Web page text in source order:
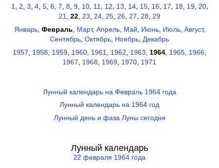
1, 2, 3, 4, 5, 6, 7, 8, 9, 10, 11, 12, 13, 14, 15, 16, 17, 18, 19, 20,
21, 22, 23, 24, 25, 26, 27, 28, 29
Январь, Февраль Март, Апрель, Май Июнь, Июль, Август,
Сентябрь Октябрь Ноябрь Декабрь
1957
1958 1959 1960 1961 1962 1963 1964 1965 1966
1967
1968 1969 1970 1971
Лунный календарь на Февраль 1964 года
Лунный календарь на 1964 год
Лунный день и фаза Луны сегодня
Лунный календарь
22 февраля 1964 года